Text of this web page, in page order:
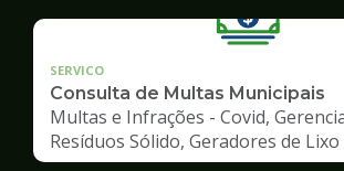
SERVICO
Consulta de Multas Municipais
Multas e Infrações - Covid,
Resíduos Sólido, Geradores de Lixo